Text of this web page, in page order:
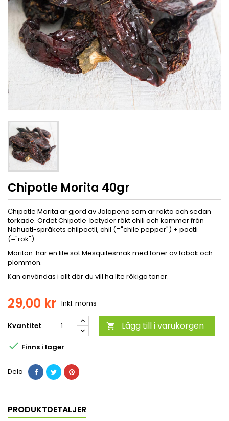
Chipotle Morita 40gr
Chipotle Morita är gjord av Jalapeno som är rökta och sedan
torkade. Ordet Chipotle betyder rökt chili och kommer från
Nahuatl-språkets chilpoctli, chil (="chile pepper") + poctli
(="rök").
Moritan har en lite söt Mesquitesmak med toner av tobak och
plommon.
Kan användas i allt där du vill ha lite rökiga toner.
29,00 kr Inkl. moms
Kvantitet  Lägg till i varukorgen
 Finns i lager
Dela
PRODUKTDETALJER